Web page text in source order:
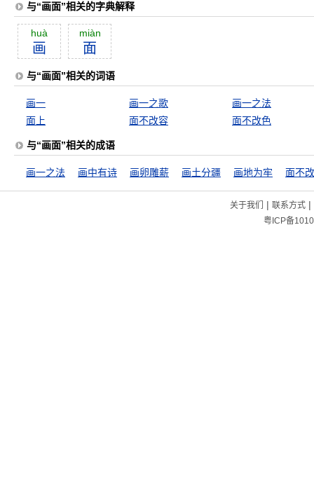
与“画面”相关的字典解释
huà
画
miàn
面
与“画面”相关的词语
画一 画一之歌
画一之法
面上
面不改容 面不改色
与“画面”相关的成语
画一之法 画中有诗 画卵雕薪 画土分疆 画地为牢 面不
关于我们 | 联系方式|
粤ICP备